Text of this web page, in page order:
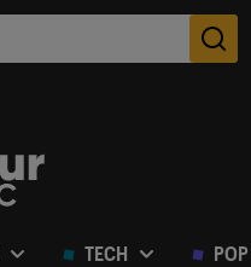
TECH